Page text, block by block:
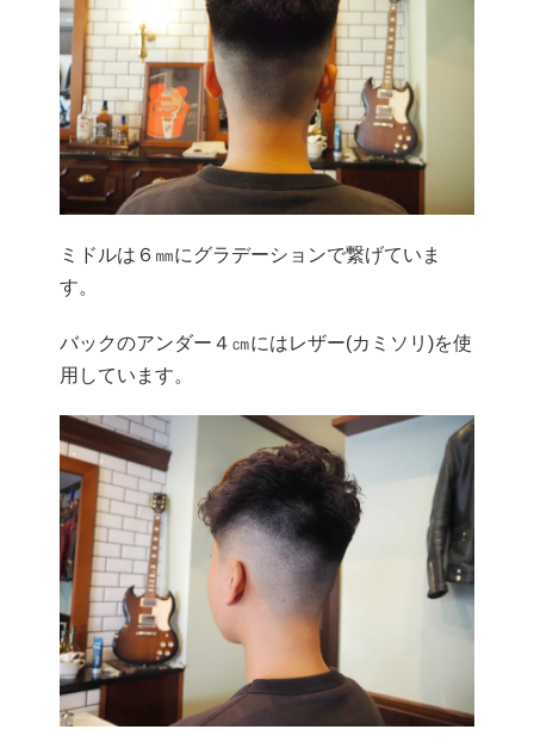
ミドルは６㎜にグラデーションで繋げていま
す。
バックのアンダー４㎝にはレザー(カミソリ)を使
用しています。